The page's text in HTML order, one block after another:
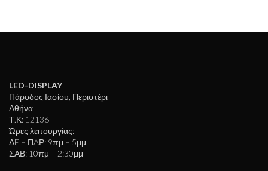
LED-DISPLAY
Πάροδος Ιασίου, Περιστέρι
Αθήνα
Τ.Κ: 12136
Ώρες λειτουργίας:
ΔE – ΠAΡ: 9πμ – 5μμ
ΣΑΒ: 10πμ – 2:30μμ